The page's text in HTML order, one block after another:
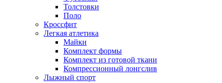
Толстовки
Поло
Кроссфит
Легкая атлетика
Майки
Комплект формы
Комплект из готовой ткани
Компрессионный лонгслив
Лыжный спорт